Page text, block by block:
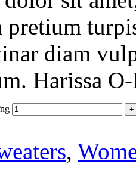
pretium
diam
Harissa
,